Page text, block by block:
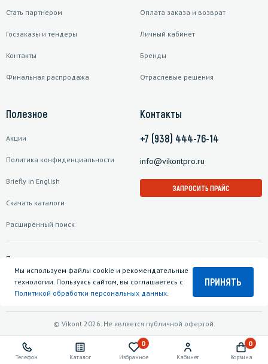
Телефон Каталог
0
Избранное Кабинет
0
Корзина
Стать партнером
Госзаказы и тендеры
Контакты
Финальная распродажа
Оплата заказа и возврат
Личный кабинет
Бренды
Отраслевые решения
Полезное
Акции
Политика конфиденциальности
Briefly in English
Скачать каталоги
Расширенный поиск
Контакты
+7 (938) 444-76-14
info@vikontpro.ru
ЗАПРОСИТЬ ПРАЙС
© Vikont 2026. Не является публичной офертой.
Подписаться на рассылку
Мы используем файлы cookie и рекомендательные
технологии. Пользуясь сайтом, вы соглашаетесь с
Политикой обработки персональных данных.
ПРИНЯТЬ